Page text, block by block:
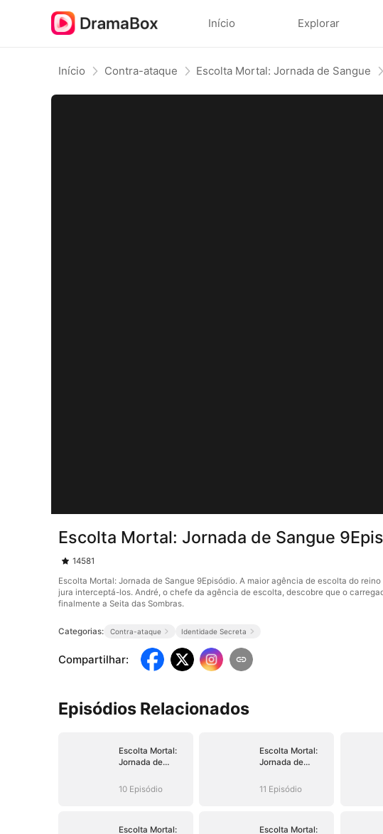
Início Explorar
Início Contra-ataque Escolta Mortal: Jornada de Sangue
Escolta Mortal: Jornada de Sangue
14581
Escolta Mortal: Jornada de Sangue 9Episódio. A maior agência de escolta do
jura interceptá-los. André, o chefe da agência de escolta, descobre que o
finalmente a Seita das Sombras.
Categorias: Contra-ataque Identidade Secreta
Compartilhar:
Episódios Relacionados
Escolta Mortal:
Jornada de
10 Episódio
Escolta Mortal:
Jornada de
11 Episódio
Escolta Mortal:
Escolta Mortal: